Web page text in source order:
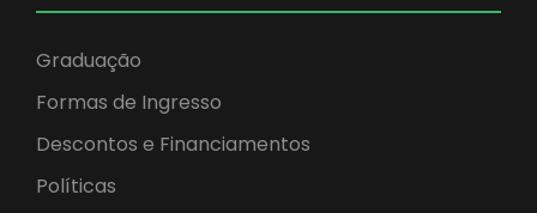
Graduação
Formas de Ingresso
Descontos e Financiamentos
Políticas